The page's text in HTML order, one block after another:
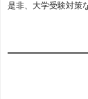
是非、大学受験対策